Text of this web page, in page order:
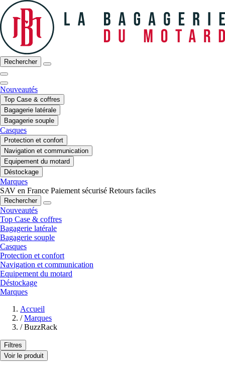
Rechercher
Nouveautés
Top Case & coffres
Bagagerie latérale
Bagagerie souple
Casques
Protection et confort
Navigation et communication
Equipement du motard
Déstockage
Marques
SAV en France Paiement sécurisé Retours faciles
Rechercher
Nouveautés
Top Case & coffres
Bagagerie latérale
Bagagerie souple
Casques
Protection et confort
Navigation et communication
Equipement du motard
Déstockage
Marques
Accueil
/ Marques
/ BuzzRack
Filtres
Voir le produit